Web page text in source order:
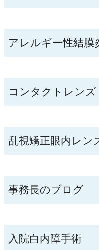
アレルギー性結膜
コンタクトレンズ
乱視矯正眼内レン
事務長のブログ
入院白内障手術